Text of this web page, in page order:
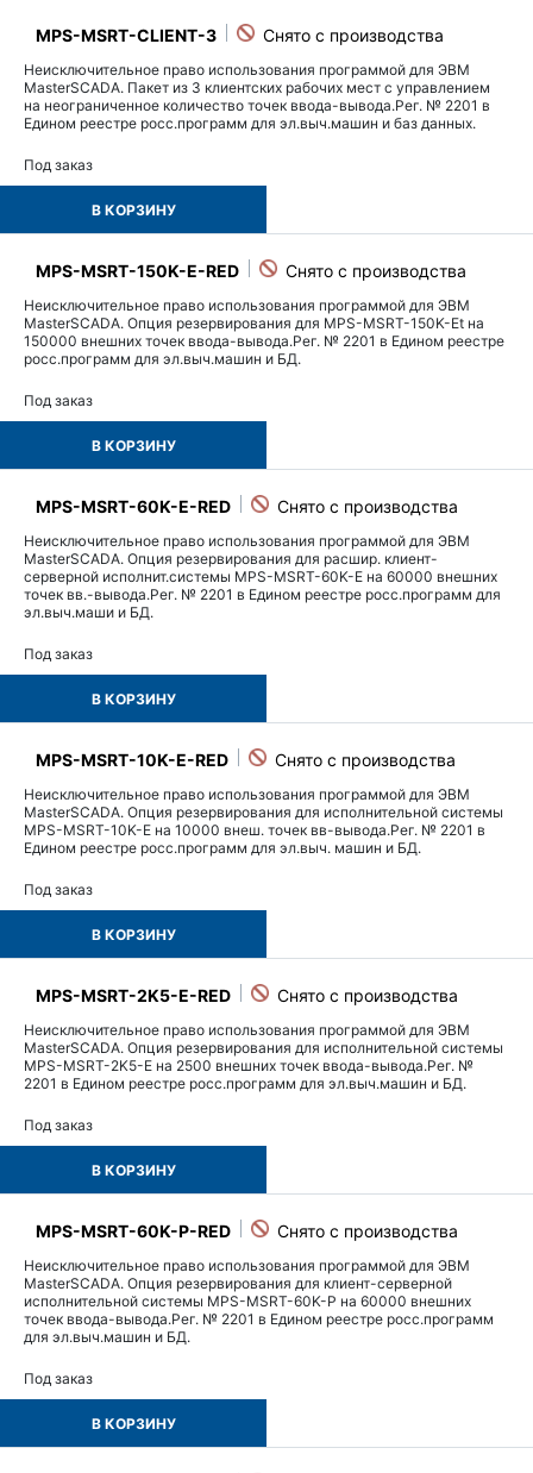
MPS-MSRT-CLIENT-3
Неисключительное право использования программой для ЭВМ
MasterSCADA. Пакет из 3 клиентских рабочих мест с управлением
на неограниченное количество точек ввода-вывода.Рег. № 2201 в
Едином реестре росс.программ для эл.выч.машин и баз данных.
Под заказ
В КОРЗИНУ
MPS-MSRT-150K-E-RED
Неисключительное право использования программой для ЭВМ
MasterSCADA. Опция резервирования для MPS-MSRT-150K-Et на
150000 внешних точек ввода-вывода.Рег. № 2201 в Едином реестре
росс.программ для эл.выч.машин и БД.
Под заказ
В КОРЗИНУ
MPS-MSRT-60K-E-RED
Неисключительное право использования программой для ЭВМ
MasterSCADA. Опция резервирования для расшир. клиент-
серверной исполнит.системы MPS-MSRT-60K-E на 60000 внешних
точек вв.-вывода.Рег. № 2201 в Едином реестре росс.программ для
эл.выч.маши и БД.
Под заказ
В КОРЗИНУ
MPS-MSRT-10K-E-RED
Неисключительное право использования программой для ЭВМ
MasterSCADA. Опция резервирования для исполнительной системы
MPS-MSRT-10K-E на 10000 внеш. точек вв-вывода.Рег. № 2201 в
Едином реестре росс.программ для эл.выч. машин и БД.
Под заказ
В КОРЗИНУ
MPS-MSRT-2K5-E-RED
Неисключительное право использования программой для ЭВМ
MasterSCADA. Опция резервирования для исполнительной системы
MPS-MSRT-2K5-E на 2500 внешних точек ввода-вывода.Рег. №
2201 в Едином реестре росс.программ для эл.выч.машин и БД.
Под заказ
В КОРЗИНУ
MPS-MSRT-60K-P-RED
Неисключительное право использования программой для ЭВМ
MasterSCADA. Опция резервирования для клиент-серверной
исполнительной системы MPS-MSRT-60K-P на 60000 внешних
точек ввода-вывода.Рег. № 2201 в Едином реестре росс.программ
для эл.выч.машин и БД.
Под заказ
В КОРЗИНУ